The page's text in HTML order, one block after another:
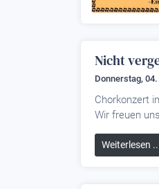
Nicht
Donnerstag,
Chorkonzert
Wir freuen
Weiterlesen